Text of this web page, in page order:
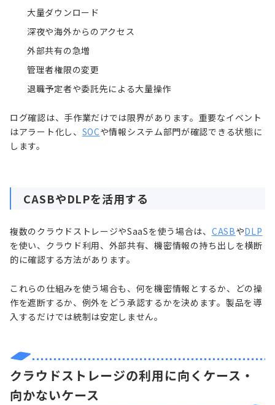
大量ダウンロード
深夜や海外からのアクセス
外部共有の急増
管理者権限の変更
退職予定者や委託先による大量操作
ログ確認は、手作業だけでは限界があります。重要なイベント
はアラート化し、 SOCや情報システム部門が確認できる状態に
します。
CASBやDLPを活用する
複数のクラウドストレージやSaaSを使う場合は、 CASBやDLP
を使い、クラウド利用、外部共有、機密情報の持ち出しを横断
的に確認する方法があります。
これらの仕組みを使う場合も、何を機密情報とするか、どの操
作を遮断するか、例外をどう承認するかを決めます。製品を導
入するだけでは統制は安定しません。
クラウドストレージの利用に向くケース・
向かないケース